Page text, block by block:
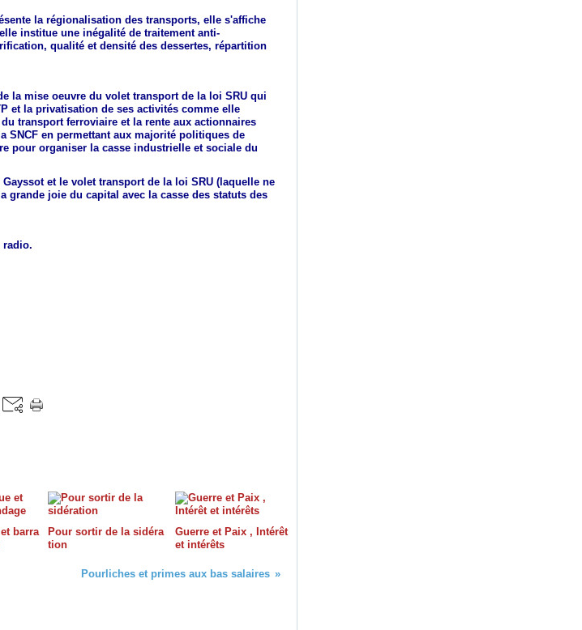
la régionalisation des transports, elle s'affiche
institue une inégalité de traitement anti-
qualité et densité des dessertes, répartition
la mise oeuvre du volet transport de la loi SRU qui
et la privatisation de ses activités comme elle
transport ferroviaire et la rente aux actionnaires
SNCF en permettant aux majorité politiques de
pour organiser la casse industrielle et sociale du
et le volet transport de la loi SRU (laquelle ne
grande joie du capital avec la casse des statuts des
radio.
barra
Pour sortir de la sidéra
tion
Guerre et Paix , Intérêt
et intérêts
Pourliches et primes aux bas salaires